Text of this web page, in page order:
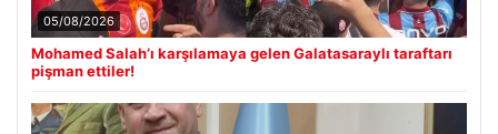
05/08/2026
Mohamed Salah’ı karşılamaya gelen Galatasaraylı taraftarı
pişman ettiler!